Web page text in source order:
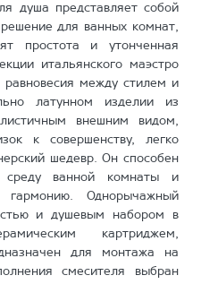
душа представляет собой
для ванных комнат,
простота и утонченная
итальянского маэстро
равновесия между стилем и
латунном изделии из
внешним видом,
к совершенству, легко
шедевр. Он способен
среду ванной комнаты и
гармонию. Однорычажный
и душевым набором в
картриджем,
для монтажа на
смесителя выбран